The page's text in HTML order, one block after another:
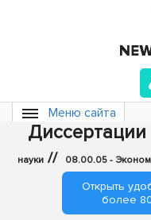
Меню сайта
Диссертации
науки // 08.00.05 -
Открыть
более